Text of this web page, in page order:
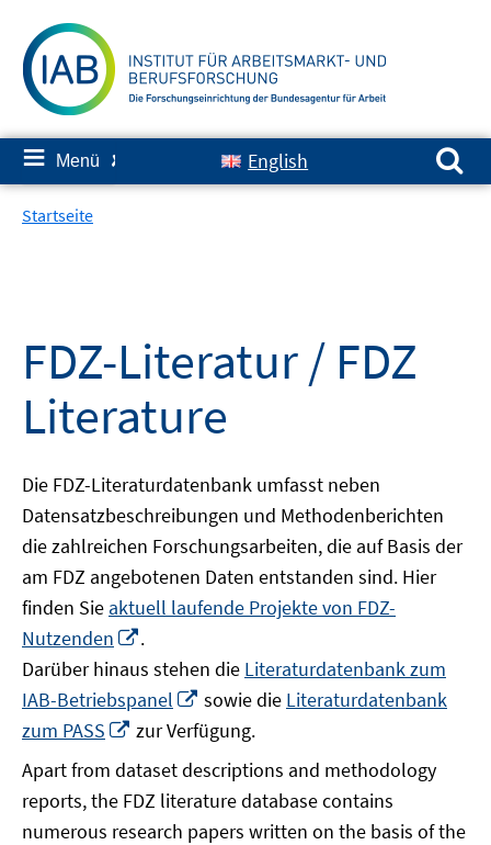
zum
Inhalt
≡ Menü ✘ English
Suchen nach:
Startseite
FDZ-Literatur / FDZ
Literature
Die FDZ-Literaturdatenbank umfasst neben
Datensatzbeschreibungen und Methodenberichten
die zahlreichen Forschungsarbeiten, die auf Basis der
am FDZ angebotenen Daten entstanden sind. Hier
finden Sie aktuell laufende Projekte von FDZ-
Nutzenden
neuem
Fenster
öffnen
.
Darüber hinaus stehen die Literaturdatenbank zum
IAB-Betriebspanel
In
neuem
Fenster
öffnen
sowie die Literaturdatenbank
zum PASS
In
Fenster
öffnen
zur Verfügung.
Apart from dataset descriptions and methodology
reports, the FDZ literature database contains
numerous research papers written on the basis of the